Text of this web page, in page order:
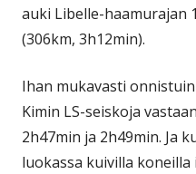
auki Libelle-haamurajan
(306km, 3h12min).
Ihan mukavasti
Kimin LS-seiskoja
2h47min ja 2h49min. Ja
luokassa kuivilla koneilla